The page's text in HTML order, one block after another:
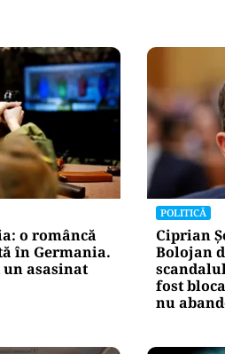
o româncă
în Germania.
asasinat
POLITICĂ
Ciprian
Bolojan
fost
nu